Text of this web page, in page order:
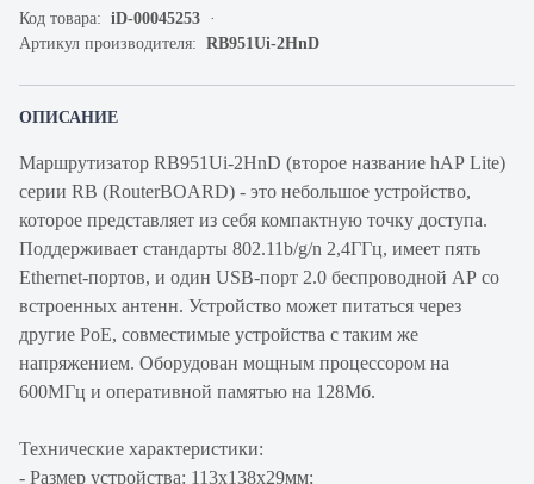
Код товара: iD-00045253
Артикул производителя: RB951Ui-2HnD
ОПИСАНИЕ
Маршрутизатор RB951Ui-2HnD (второе название hAP Lite)
серии RB (RouterBOARD) - это небольшое устройство,
которое представляет из себя компактную точку доступа.
Поддерживает стандарты 802.11b/g/n 2,4ГГц, имеет пять
Ethernet-портов, и один USB-порт 2.0 беспроводной AP со
встроенных антенн. Устройство может питаться через
другие PoE, совместимые устройства с таким же
напряжением. Оборудован мощным процессором на
600МГц и оперативной памятью на 128Мб.
Технические характеристики:
- Размер устройства: 113x138x29мм;